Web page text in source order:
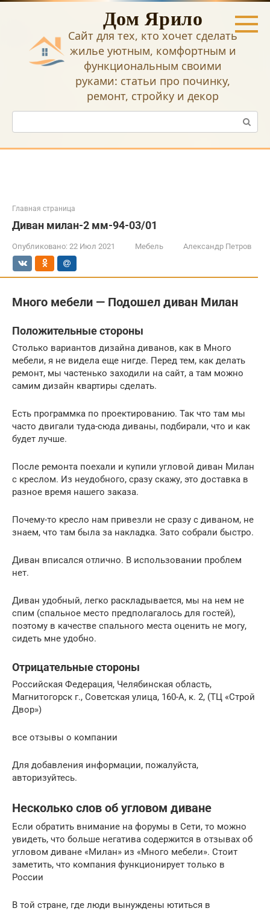
Перейти
Дом Ярило
Сайт для тех, кто хочет сделать
жилье уютным, комфортным и
функциональным своими
руками: статьи про починку,
ремонт, стройку и декор
Поиск:
Главная страница
Диван милан-2 мм-94-03/01
Опубликовано: 22 Июл 2021 Мебель Александр Петров
Много мебели — Подошел диван Милан
Положительные стороны
Столько вариантов дизайна диванов, как в Много
мебели, я не видела еще нигде. Перед тем, как делать
ремонт, мы частенько заходили на сайт, а там можно
самим дизайн квартиры сделать.
Есть программка по проектированию. Так что там мы
часто двигали туда-сюда диваны, подбирали, что и как
будет лучше.
После ремонта поехали и купили угловой диван Милан
с креслом. Из неудобного, сразу скажу, это доставка в
разное время нашего заказа.
Почему-то кресло нам привезли не сразу с диваном, не
знаем, что там была за накладка. Зато собрали быстро.
Диван вписался отлично. В использовании проблем
нет.
Диван удобный, легко раскладывается, мы на нем не
спим (спальное место предполагалось для гостей),
поэтому в качестве спального места оценить не могу,
сидеть мне удобно.
Отрицательные стороны
Российская Федерация, Челябинская область,
Магнитогорск г., Советская улица, 160-А, к. 2, (ТЦ «Строй
Двор»)
все отзывы о компании
Для добавления информации, пожалуйста,
авторизуйтесь.
Несколько слов об угловом диване
Если обратить внимание на форумы в Сети, то можно
увидеть, что больше негатива содержится в отзывах об
угловом диване «Милан» из «Много мебели». Стоит
заметить, что компания функционирует только в
России
В той стране, где люди вынуждены ютиться в